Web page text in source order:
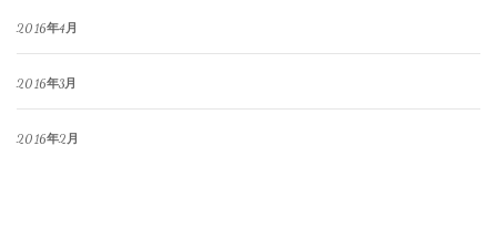
2016年4月
2016年3月
2016年2月